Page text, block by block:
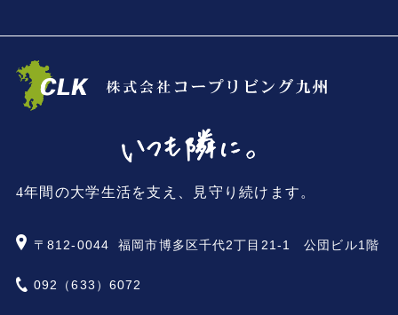
4年間の大学生活を支え、見守り続けます。
〒812-0044 福岡市博多区千代2丁目21-1 公団ビル1階
092（633）6072